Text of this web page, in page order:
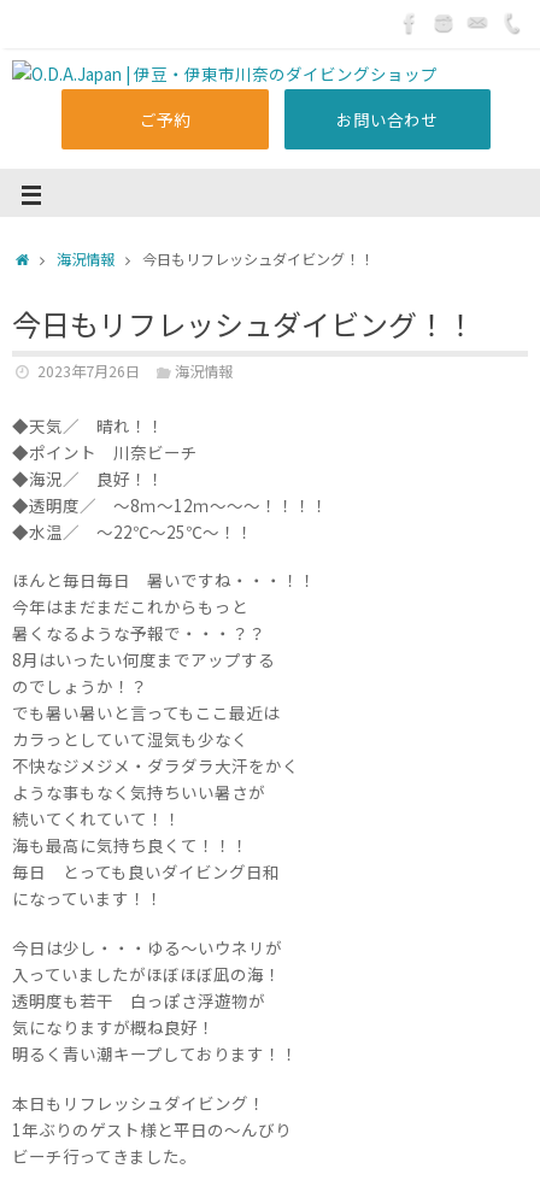
ご予約 お問い合わせ
海況情報 今日もリフレッシュダイビング！！
今日もリフレッシュダイビング！！
2023年7月26日 海況情報
◆天気／ 晴れ！！
◆ポイント 川奈ビーチ
◆海況／ 良好！！
◆透明度／ ～8ｍ～12ｍ～～～！！！！
◆水温／ ～22℃～25℃～！！
ほんと毎日毎日 暑いですね・・・！！
今年はまだまだこれからもっと
暑くなるような予報で・・・？？
8月はいったい何度までアップする
のでしょうか！？
でも暑い暑いと言ってもここ最近は
カラっとしていて湿気も少なく
不快なジメジメ・ダラダラ大汗をかく
ような事もなく気持ちいい暑さが
続いてくれていて！！
海も最高に気持ち良くて！！！
毎日 とっても良いダイビング日和
になっています！！
今日は少し・・・ゆる～いウネリが
入っていましたがほぼほぼ凪の海！
透明度も若干 白っぽさ浮遊物が
気になりますが概ね良好！
明るく青い潮キープしております！！
本日もリフレッシュダイビング！
1年ぶりのゲスト様と平日の～んびり
ビーチ行ってきました。